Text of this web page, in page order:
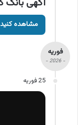
مشاهده کنید
فوریه
- 2026 -
25 فوریه